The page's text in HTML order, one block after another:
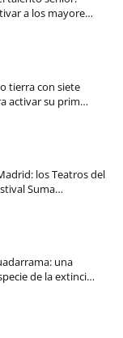
a los mayore…
tierra con siete
activar su prim…
los Teatros del
Suma…
una
de la extinci…